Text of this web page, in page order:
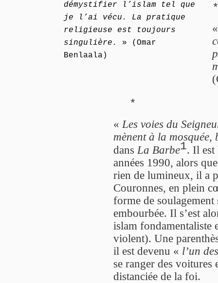
démystifier l’islam tel que
je l’ai vécu. La pratique
religieuse est toujours
singulière.
» (Omar
Benlaala)
*
« Les voies du
mènent à la mosquée,
dans La Barbe1. Il est
années 1990, alors
rien de lumineux, il a
Couronnes, en plein
forme de
embourbée. Il s’est
islam fondamentaliste
violent). Une
il est devenu « l’un
se ranger des voitures
distanciée de la foi.